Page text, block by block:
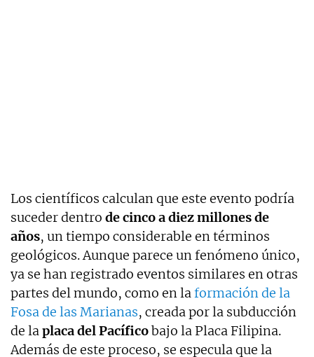
Los científicos calculan que este evento podría
suceder dentro de cinco a diez millones de
años, un tiempo considerable en términos
geológicos. Aunque parece un fenómeno único,
ya se han registrado eventos similares en otras
partes del mundo, como en laformación de la
Fosa de las Marianas, creada por la subducción
de laplaca del Pacíficobajo la Placa Filipina.
Además de este proceso, se especula que la